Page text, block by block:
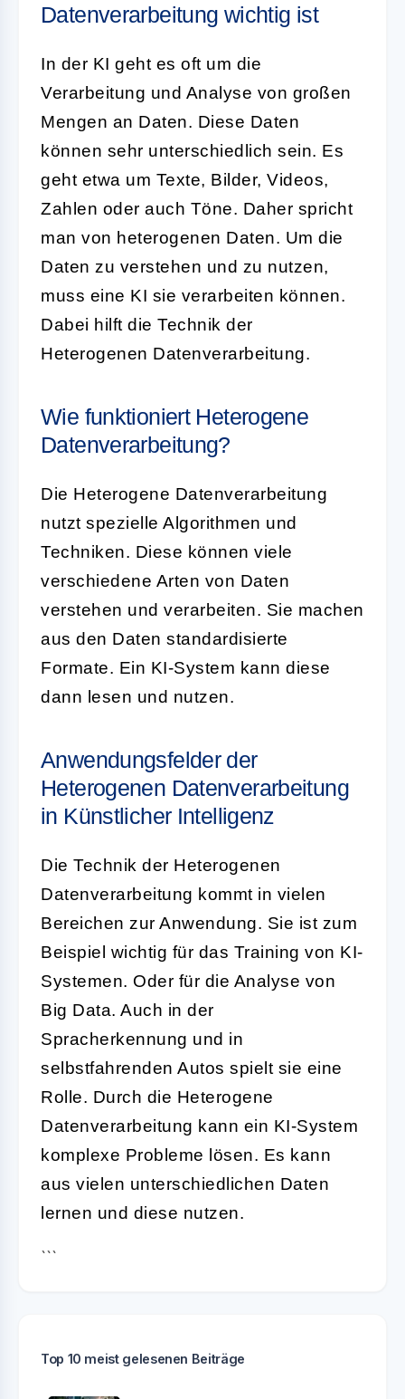
Datenverarbeitung wichtig ist
In der KI geht es oft um die
Verarbeitung und Analyse von großen
Mengen an Daten. Diese Daten
können sehr unterschiedlich sein. Es
geht etwa um Texte, Bilder, Videos,
Zahlen oder auch Töne. Daher spricht
man von heterogenen Daten. Um die
Daten zu verstehen und zu nutzen,
muss eine KI sie verarbeiten können.
Dabei hilft die Technik der
Heterogenen Datenverarbeitung.
Wie funktioniert Heterogene
Datenverarbeitung?
Die Heterogene Datenverarbeitung
nutzt spezielle Algorithmen und
Techniken. Diese können viele
verschiedene Arten von Daten
verstehen und verarbeiten. Sie machen
aus den Daten standardisierte
Formate. Ein KI-System kann diese
dann lesen und nutzen.
Anwendungsfelder der
Heterogenen Datenverarbeitung
in Künstlicher Intelligenz
Die Technik der Heterogenen
Datenverarbeitung kommt in vielen
Bereichen zur Anwendung. Sie ist zum
Beispiel wichtig für das Training von KI-
Systemen. Oder für die Analyse von
Big Data. Auch in der
Spracherkennung und in
selbstfahrenden Autos spielt sie eine
Rolle. Durch die Heterogene
Datenverarbeitung kann ein KI-System
komplexe Probleme lösen. Es kann
aus vielen unterschiedlichen Daten
lernen und diese nutzen.
```
Top 10 meist gelesenen Beiträge